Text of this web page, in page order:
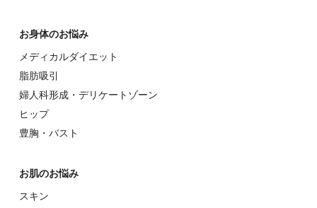
お⾝体のお悩み
メディカルダイエット
脂肪吸引
婦⼈科形成・デリケートゾーン
ヒップ
豊胸・バスト
お肌のお悩み
スキン